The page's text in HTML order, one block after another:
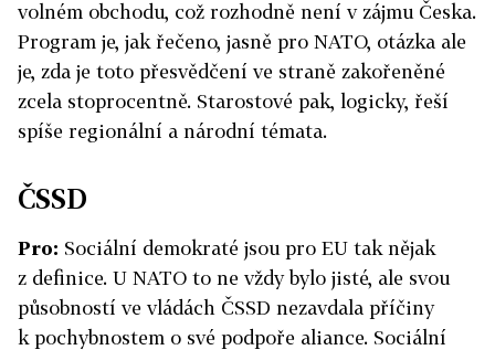
volném obchodu, což rozhodně není v zájmu Česka.
Program je, jak řečeno, jasně pro NATO, otázka ale
je, zda je toto přesvědčení ve straně zakořeněné
zcela stoprocentně. Starostové pak, logicky, řeší
spíše regionální a národní témata.
ČSSD
Pro: Sociální demokraté jsou pro EU tak nějak
z definice. U NATO to ne vždy bylo jisté, ale svou
působností ve vládách ČSSD nezavdala příčiny
k pochybnostem o své podpoře aliance. Sociální